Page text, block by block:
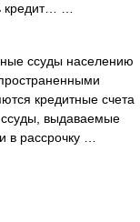
кредит… …
ссуды населению
кредитные счета
ссуды, выдаваемые
в рассрочку …